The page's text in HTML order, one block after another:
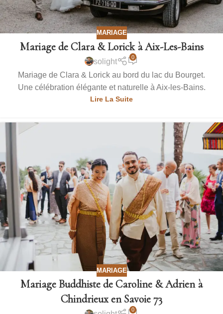
MARIAGE
Mariage de Clara & Lorick à Aix-Les-Bains
solight
0
Mariage de Clara & Lorick au bord du lac du Bourget.
Une célébration élégante et naturelle à Aix-les-Bains.
Lire La Suite
MARIAGE
Mariage Buddhiste de Caroline & Adrien à
Chindrieux en Savoie 73
0